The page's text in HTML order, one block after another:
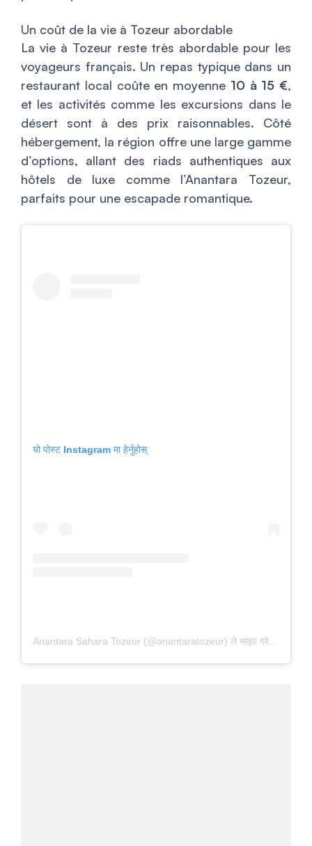
Un coût de la vie à Tozeur abordable
La vie à Tozeur reste très abordable pour les
voyageurs français. Un repas typique dans un
restaurant local coûte en moyenne 10 à 15 €,
et les activités comme les excursions dans le
désert sont à des prix raisonnables. Côté
hébergement, la région offre une large gamme
d’options, allant des riads authentiques aux
hôtels de luxe comme l’Anantara Tozeur,
parfaits pour une escapade romantique.
यो पोस्ट Instagram मा हेर्नुहोस्